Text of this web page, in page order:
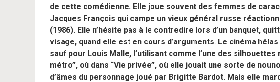
de cette comédienne. Elle joue souvent des femmes de
Jacques François qui campe un vieux général russe
(1986). Elle n’hésite pas à le contredire lors d’un banquet,
visage, quand elle est en cours d’arguments. Le cinéma
sauf pour Louis Malle, l’utilisant comme l’une des
métro”, où dans “Vie privée”, où elle jouait une sorte de
d’âmes du personnage joué par Brigitte Bardot. Mais elle